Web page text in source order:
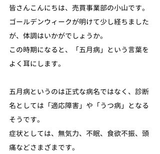
皆さんこんにちは、売買事業部の小山です。
ゴールデンウィークが明けて少し経ちました
が、体調はいかがでしょうか。
この時期になると、「五月病」という言葉を
よく耳にします。
五月病というのは正式な病名ではなく、診断
名としては「適応障害」や「うつ病」となる
そうです。
症状としては、無気力、不眠、食欲不振、頭
痛などさまざまです。